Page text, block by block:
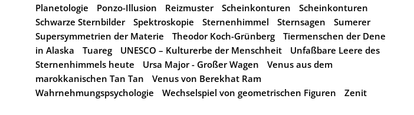
Planetologie
Ponzo-Illusion Reizmuster Scheinkonturen
Scheinkonturen
Schwarze Sternbilder
Spektroskopie Sternenhimmel Sternsagen
Sumerer
Supersymmetrien der Materie
Theodor Koch-Grünberg
Tiermenschen der Dene
in Alaska
Tuareg UNESCO – Kulturerbe der Menschheit
Unfaßbare Leere des
Sternenhimmels heute
Ursa Major - Großer Wagen
Venus aus dem
marokkanischen Tan Tan
Venus von Berekhat Ram
Wahrnehmungspsychologie
Wechselspiel von geometrischen Figuren Zenit